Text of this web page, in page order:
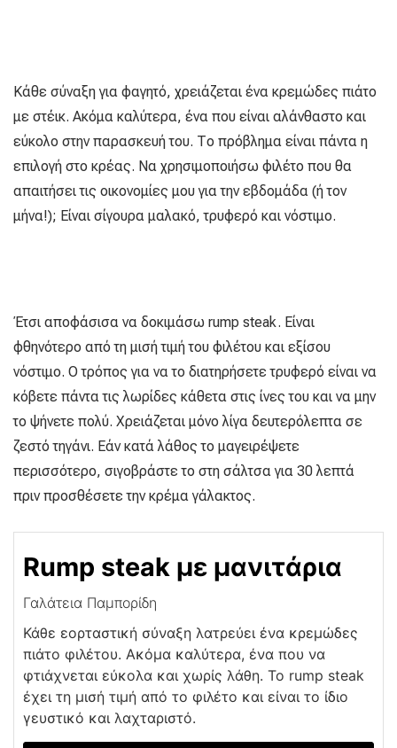
Κάθε σύναξη για φαγητό, χρειάζεται ένα κρεμώδες πιάτο
με στέικ. Ακόμα καλύτερα, ένα που είναι αλάνθαστο και
εύκολο στην παρασκευή του. Το πρόβλημα είναι πάντα η
επιλογή στο κρέας. Να χρησιμοποιήσω φιλέτο που θα
απαιτήσει τις οικονομίες μου για την εβδομάδα (ή τον
μήνα!); Είναι σίγουρα μαλακό, τρυφερό και νόστιμο.
Έτσι αποφάσισα να δοκιμάσω rump steak. Είναι
φθηνότερο από τη μισή τιμή του φιλέτου και εξίσου
νόστιμο. Ο τρόπος για να το διατηρήσετε τρυφερό είναι να
κόβετε πάντα τις λωρίδες κάθετα στις ίνες του και να μην
το ψήνετε πολύ. Χρειάζεται μόνο λίγα δευτερόλεπτα σε
ζεστό τηγάνι. Εάν κατά λάθος το μαγειρέψετε
περισσότερο, σιγοβράστε το στη σάλτσα για 30 λεπτά
πριν προσθέσετε την κρέμα γάλακτος.
Rump steak με μανιτάρια
Γαλάτεια Παμπορίδη
Κάθε εορταστική σύναξη λατρεύει ένα κρεμώδες
πιάτο φιλέτου. Ακόμα καλύτερα, ένα που να
φτιάχνεται εύκολα και χωρίς λάθη. Το rump steak
έχει τη μισή τιμή από το φιλέτο και είναι το ίδιο
γευστικό και λαχταριστό.